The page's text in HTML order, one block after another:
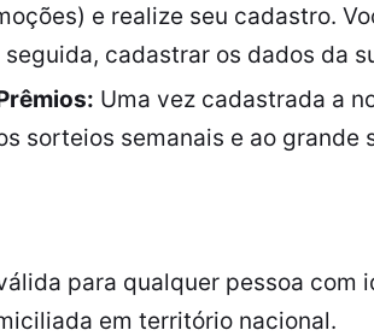
e realize seu cadastro.
seguida, cadastrar os dados da
Uma vez cadastrada a
sorteios semanais e ao grande
para qualquer pessoa com
em território nacional.